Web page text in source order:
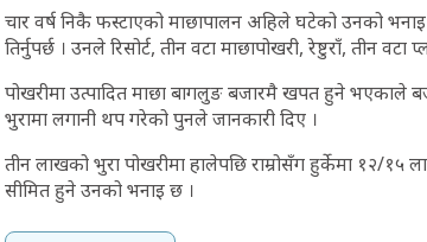
चार वर्ष निकै फस्टाएको माछापालन अहिले घटेको उनको
तिर्नुपर्छ । उनले रिसोर्ट, तीन वटा माछापोखरी, रेष्टुराँ, तीन
पोखरीमा उत्पादित माछा बागलुङ बजारमै खपत हुने भएकाले
भुरामा लगानी थप गरेको पुनले जानकारी दिए ।
तीन लाखको भुरा पोखरीमा हालेपछि राम्रोसँग हुर्केमा १२/
सीमित हुने उनको भनाइ छ ।